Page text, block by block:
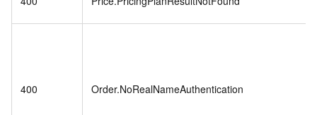
400 Order.NoRealNameAuthentication